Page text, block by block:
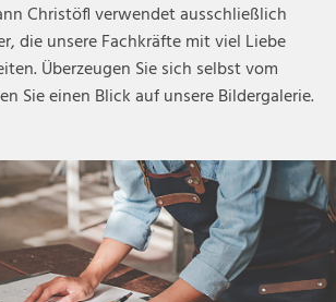
Christöfl verwendet ausschließlich
die unsere Fachkräfte mit viel Liebe
Überzeugen Sie sich selbst vom
Sie einen Blick auf unsere Bildergalerie.